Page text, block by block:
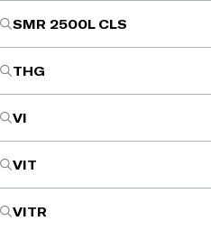
SMR 2500L CLS
THG
VI
VIT
VITR